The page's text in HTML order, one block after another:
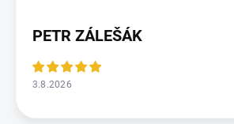
PETR ZÁLEŠÁK
3.8.2026